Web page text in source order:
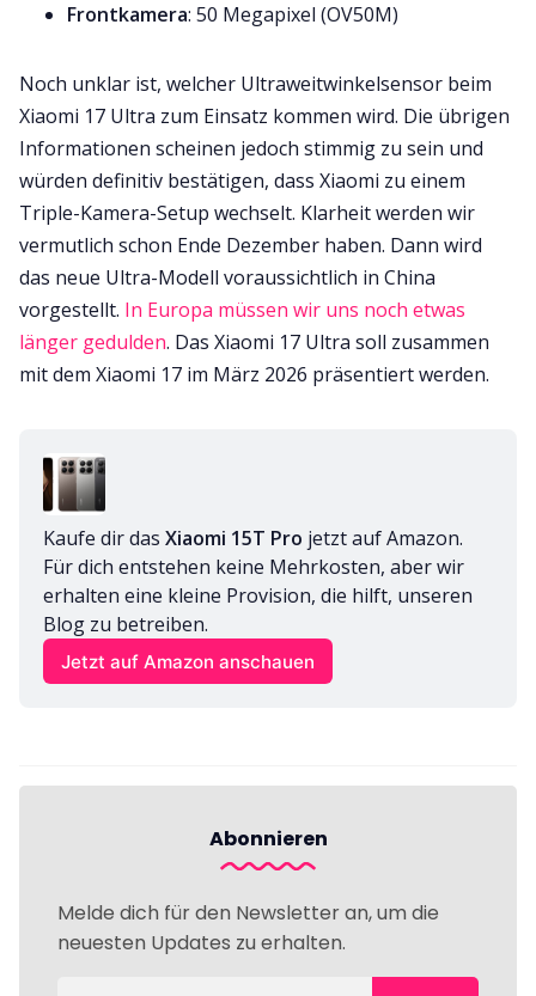
Frontkamera: 50 Megapixel (OV50M)
Noch unklar ist, welcher Ultraweitwinkelsensor beim
Xiaomi 17 Ultra zum Einsatz kommen wird. Die übrigen
Informationen scheinen jedoch stimmig zu sein und
würden definitiv bestätigen, dass Xiaomi zu einem
Triple-Kamera-Setup wechselt. Klarheit werden wir
vermutlich schon Ende Dezember haben. Dann wird
das neue Ultra-Modell voraussichtlich in China
vorgestellt. In Europa müssen wir uns noch etwas
länger gedulden. Das Xiaomi 17 Ultra soll zusammen
mit dem Xiaomi 17 im März 2026 präsentiert werden.
Kaufe dir das Xiaomi 15T Pro jetzt auf Amazon.
Für dich entstehen keine Mehrkosten, aber wir
erhalten eine kleine Provision, die hilft, unseren
Blog zu betreiben.
Jetzt auf Amazon anschauen
Abonnieren
Melde dich für den Newsletter an, um die
neuesten Updates zu erhalten.